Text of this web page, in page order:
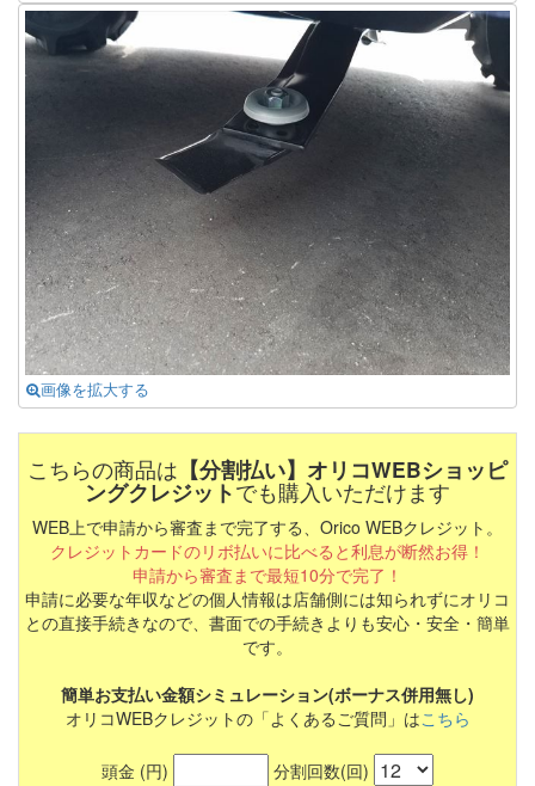
画像を拡大する
こちらの商品は 【分割払い】オリコWEBショッピ
ングクレジットでも購入いただけます
WEB上で申請から審査まで完了する、Orico WEBクレジット。
クレジットカードのリボ払いに比べると利息が断然お得！
申請から審査まで最短10分で完了！
申請に必要な年収などの個人情報は店舗側には知られずにオリコ
との直接手続きなので、書面での手続きよりも安心・安全・簡単
です。
簡単お支払い金額シミュレーション(ボーナス併用無し)
オリコWEBクレジットの「よくあるご質問」はこちら
頭金 (円) 分割回数(回)